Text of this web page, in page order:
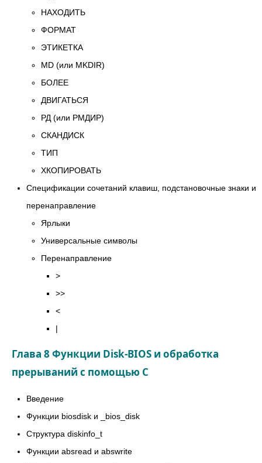
НАХОДИТЬ
ФОРМАТ
ЭТИКЕТКА
MD (или MKDIR)
БОЛЕЕ
ДВИГАТЬСЯ
РД (или РМДИР)
СКАНДИСК
ТИП
XКОПИРОВАТЬ
Спецификации сочетаний клавиш, подстановочные знаки и
перенаправление
Ярлыки
Универсальные символы
Перенаправление
>
>>
<
|
Глава 8 Функции Disk-BIOS и обработка
прерываний с помощью C
Введение
Функции biosdisk и _bios_disk
Структура diskinfo_t
Функции absread и abswrite